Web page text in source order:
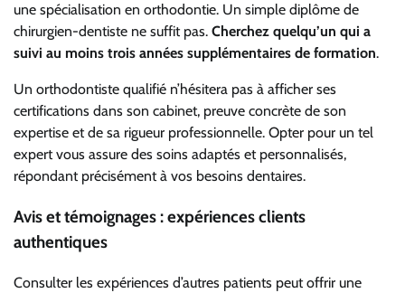
une spécialisation en orthodontie. Un simple diplôme de
chirurgien-dentiste ne suffit pas. Cherchez quelqu’un qui a
suivi au moins trois années supplémentaires de formation.
Un orthodontiste qualifié n’hésitera pas à afficher ses
certifications dans son cabinet, preuve concrète de son
expertise et de sa rigueur professionnelle. Opter pour un tel
expert vous assure des soins adaptés et personnalisés,
répondant précisément à vos besoins dentaires.
Avis et témoignages : expériences clients
authentiques
Consulter les expériences d’autres patients peut offrir une